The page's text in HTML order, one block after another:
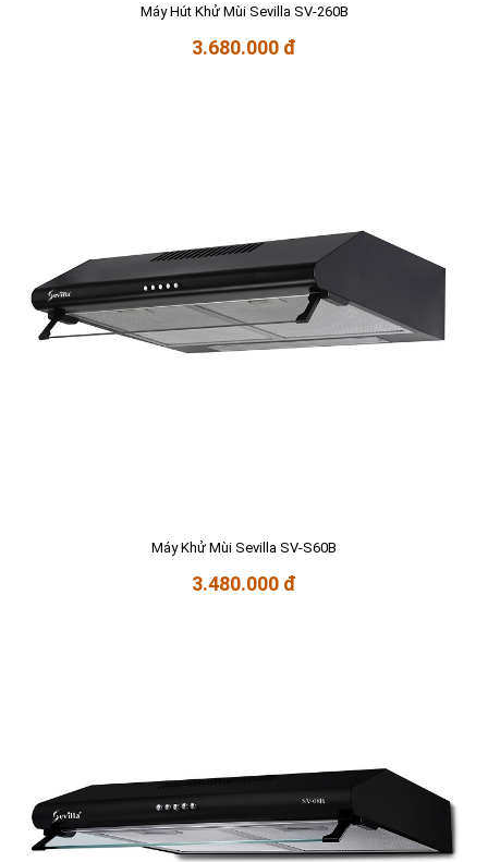
Máy Hút Khử Mùi Sevilla SV-260B
3.680.000 đ
Máy Khử Mùi Sevilla SV-S60B
3.480.000 đ